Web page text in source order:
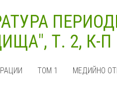
Т. 2, К-П
ТОМ 1 МЕДИЙНО